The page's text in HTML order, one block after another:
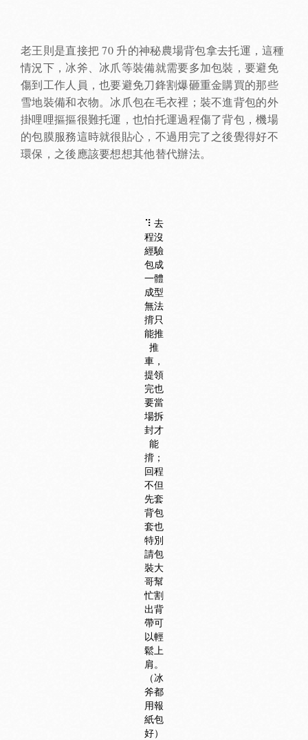
老王則是直接把 70 升的神秘農場背包拿去托運，這種
情況下，冰斧、冰爪等裝備就需要多加包裝，要避免
傷到工作人員，也要避免刀鋒割爆砸重金購買的那些
雪地裝備和衣物。冰爪包在毛衣裡；裝不進背包的外
掛哩哩摳摳很難托運，也怕托運過程傷了背包，機場
的包膜服務這時就很貼心，不過用完了之後覺得好不
環保，之後應該要想想其他替代辦法。
⠹ 去
程沒
經驗
包成
一體
成型
無法
揹只
能推
推
車，
提領
完也
要當
場拆
封才
能
揹；
回程
不但
先套
背包
套也
特別
請包
裝大
哥幫
忙割
出背
帶可
以輕
鬆上
肩。
（冰
斧都
用報
紙包
好）